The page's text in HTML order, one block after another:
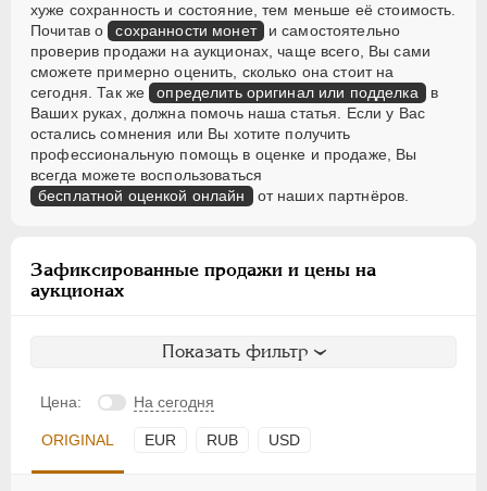
хуже сохранность и состояние, тем меньше её стоимость.
Почитав о сохранности монет и самостоятельно
проверив продажи на аукционах, чаще всего, Вы сами
сможете примерно оценить, сколько она стоит на
сегодня. Так же определить оригинал или подделка в
Ваших руках, должна помочь наша статья. Если у Вас
остались сомнения или Вы хотите получить
профессиональную помощь в оценке и продаже, Вы
всегда можете воспользоваться
бесплатной оценкой онлайн от наших партнёров.
Зафиксированные продажи и цены на
аукционах
Показать фильтр
Цена: На сегодня
ORIGINAL EUR RUB USD